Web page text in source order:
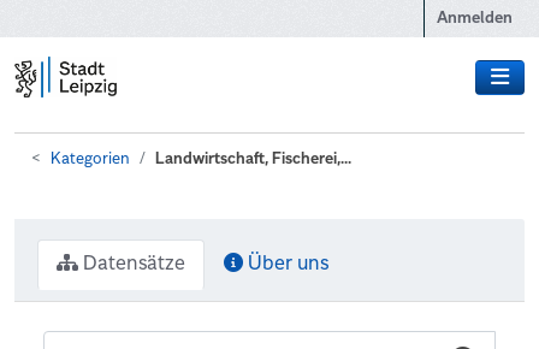
Anmelden
Kategorien Landwirtschaft, Fischerei,...
Datensätze Über uns